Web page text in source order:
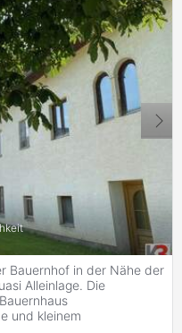
Bauernhof in der Nähe der
Alleinlage. Die
und kleinem